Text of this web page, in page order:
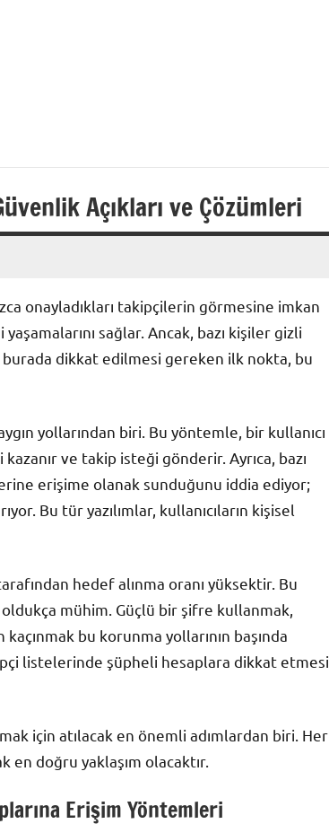
Açıkları ve Çözümleri
onayladıkları takipçilerin görmesine imkan
sağlar. Ancak, bazı kişiler gizli
dikkat edilmesi gereken ilk nokta, bu
yollarından biri. Bu yöntemle, bir kullanıcı
ve takip isteği gönderir. Ayrıca, bazı
erişime olanak sunduğunu iddia ediyor;
Bu tür yazılımlar, kullanıcıların kişisel
hedef alınma oranı yüksektir. Bu
oldukça mühim. Güçlü bir şifre kullanmak,
bu korunma yollarının başında
listelerinde şüpheli hesaplara dikkat etmesi
için atılacak en önemli adımlardan biri. Her
en doğru yaklaşım olacaktır.
Erişim Yöntemleri